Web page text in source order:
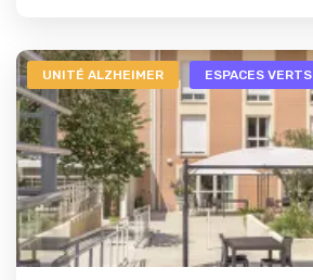
UNITÉ ALZHEIMER ESPACES VERTS